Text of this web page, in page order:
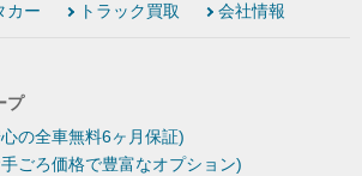
カー
トラック買取 会社情報
プ
の全車無料6ヶ月保証)
ごろ価格で豊富なオプション)